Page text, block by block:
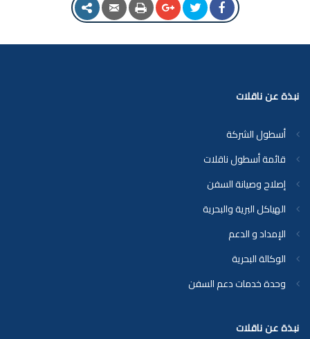
نبذة عن ناقلات
أسطول الشركة
قائمة أسطول ناقلات
إصلاح وصيانة السفن
الهياكل البرية والبحرية
الإمداد و الدعم
الوكالة البحرية
وحدة خدمات دعم السفن
نبذة عن ناقلات